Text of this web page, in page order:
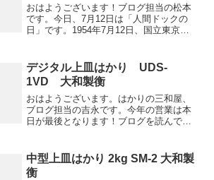
おはようございます！ブログ担当の松本
です。今日、7月12日は「人間ドックの
日」です。1954年7月12日、国立東京第
目を詳しく検査するので多くの病気の早
期発見・予防に効...
デジタル上皿はかり UDS-
1VD 大和製衡
おはようございます。はかりの三和屋、
ブログ担当の吉永です。今年の営業は本
日が最後となります！ブログを読んでい
も分かりやすく紹介していきたいと思い
ます年内最後は、大和製衡...
中型上皿はかり 2kg SM-2 大和製
衡